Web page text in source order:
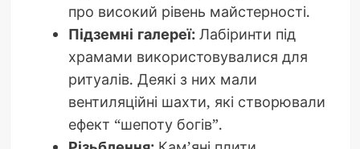
про високий рівень майстерності.
Підземні галереї:Лабіринти під
храмами використовувалися для
ритуалів. Деякі з них мали
вентиляційні шахти, які створювали
ефект “шепоту богів”.